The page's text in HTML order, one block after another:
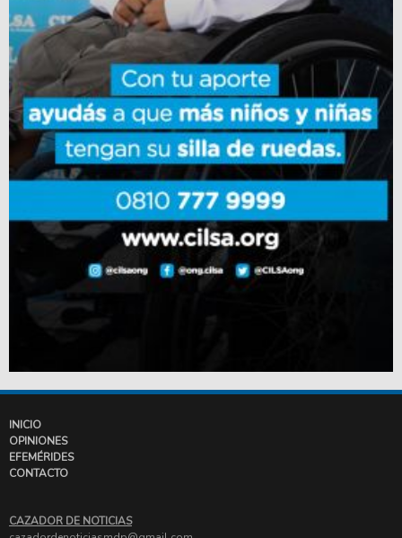
INICIO
OPINIONES
EFEMÉRIDES
CONTACTO
CAZADOR DE NOTICIAS